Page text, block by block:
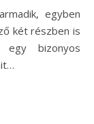
két részben is
bizonyos